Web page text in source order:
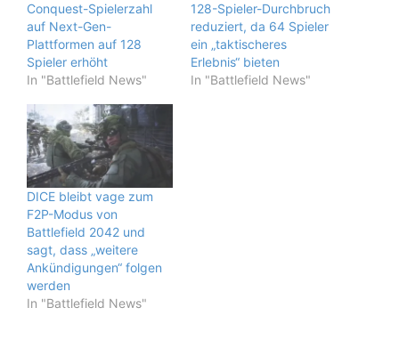
Conquest-Spielerzahl
auf Next-Gen-
Plattformen auf 128
Spieler erhöht
In "Battlefield News"
128-Spieler-Durchbruch
reduziert, da 64 Spieler
ein „taktischeres
Erlebnis“ bieten
In "Battlefield News"
DICE bleibt vage zum
F2P-Modus von
Battlefield 2042 und
sagt, dass „weitere
Ankündigungen“ folgen
werden
In "Battlefield News"